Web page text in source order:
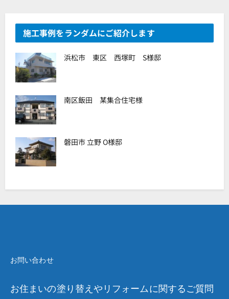
施工事例をランダムにご紹介します
浜松市 東区 西塚町 S様邸
南区飯田 某集合住宅様
磐田市 立野 O様邸
お問い合わせ
お住まいの塗り替えやリフォームに関するご質問